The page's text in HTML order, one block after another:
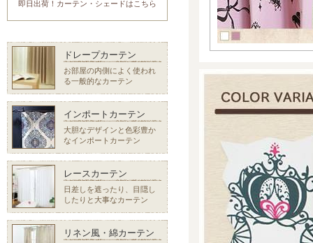
即日出荷！カーテン・シェードはこちら
ドレープカーテン
お部屋の内側によく使われ
る一般的なカーテン
インポートカーテン
大胆なデザインと色彩豊か
なインポートカーテン
レースカーテン
日差しを遮ったり、目隠し
したりと大事なカーテン
リネン風・綿カーテン